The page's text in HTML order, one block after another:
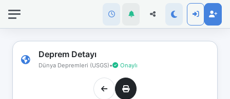
Deprem Detayı
Dünya Depremleri (USGS)• Onaylı
bağlantınız
koptu!
Çevrimdışı
moddasınız.